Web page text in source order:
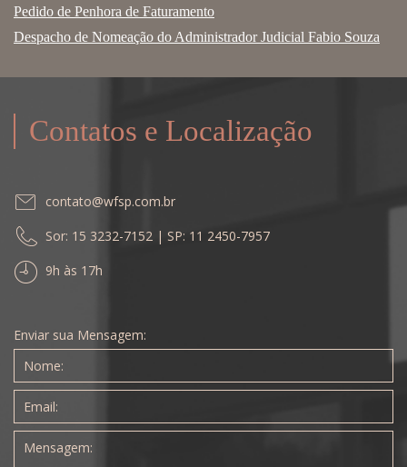
Pedido de Penhora de Faturamento
Despacho de Nomeação do Administrador Judicial Fabio Souza
Contatos e Localização
contato@wfsp.com.br
Sor: 15 3232-7152 | SP: 11 2450-7957
9h às 17h
Enviar sua Mensagem: